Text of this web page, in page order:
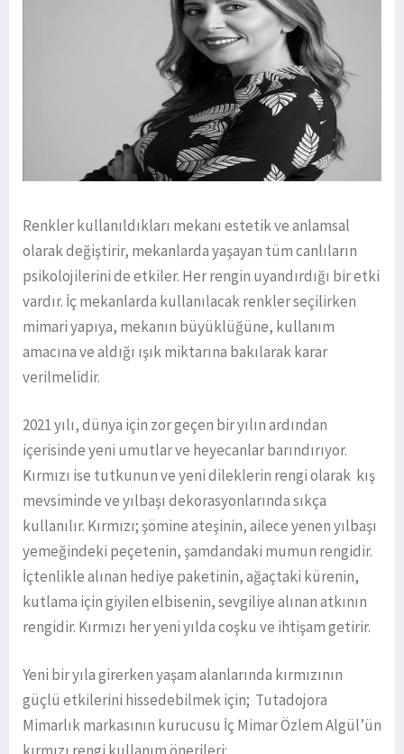
Renkler kullanıldıkları mekanı estetik ve anlamsal
olarak değiştirir, mekanlarda yaşayan tüm canlıların
psikolojilerini de etkiler. Her rengin uyandırdığı bir etki
vardır. İç mekanlarda kullanılacak renkler seçilirken
mimari yapıya, mekanın büyüklüğüne, kullanım
amacına ve aldığı ışık miktarına bakılarak karar
verilmelidir.
2021 yılı, dünya için zor geçen bir yılın ardından
içerisinde yeni umutlar ve heyecanlar barındırıyor.
Kırmızı ise tutkunun ve yeni dileklerin rengi olarak kış
mevsiminde ve yılbaşı dekorasyonlarında sıkça
kullanılır. Kırmızı; şömine ateşinin, ailece yenen yılbaşı
yemeğindeki peçetenin, şamdandaki mumun rengidir.
İçtenlikle alınan hediye paketinin, ağaçtaki kürenin,
kutlama için giyilen elbisenin, sevgiliye alınan atkının
rengidir. Kırmızı her yeni yılda coşku ve ihtişam getirir.
Yeni bir yıla girerken yaşam alanlarında kırmızının
güçlü etkilerini hissedebilmek için; Tutadojora
Mimarlık markasının kurucusu İç Mimar Özlem Algül’ün